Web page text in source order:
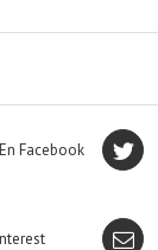
Facebook